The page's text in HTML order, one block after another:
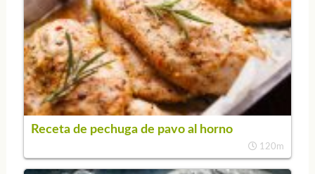
Receta de pechuga de pavo al horno
120m